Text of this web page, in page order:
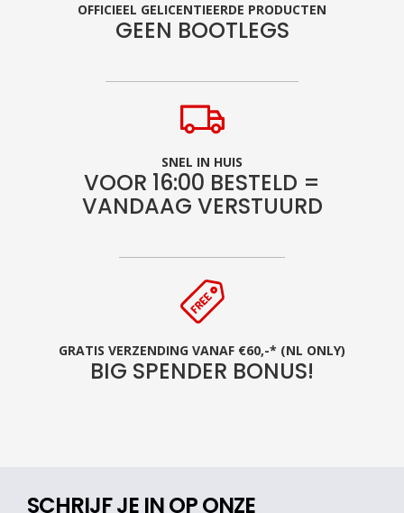
OFFICIEEL GELICENTIEERDE PRODUCTEN
GEEN BOOTLEGS
SNEL IN HUIS
VOOR 16:00 BESTELD =
VANDAAG VERSTUURD
GRATIS VERZENDING VANAF €60,-* (NL ONLY)
BIG SPENDER BONUS!
SCHRIJF JE IN OP ONZE